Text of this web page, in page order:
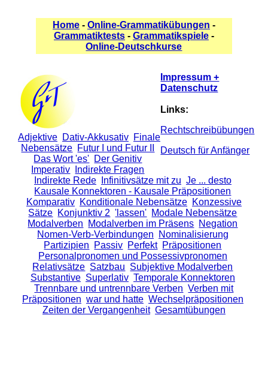
Home- Online-Grammatikübungen -
Grammatiktests- Grammatikspiele-
Online-Deutschkurse
Impressum +
Datenschutz
Links:
Rechtschreibübungen
Deutsch für Anfänger
Adjektive Dativ-Akkusativ Finale
Nebensätze Futur I und Futur II
Das Wort 'es' Der Genitiv
Imperativ
Indirekte Fragen
Indirekte Rede
Infinitivsätze mit zu Je ... desto
Kausale Konnektoren - Kausale Präpositionen
Komparativ Konditionale Nebensätze Konzessive
Sätze Konjunktiv 2 'lassen' Modale Nebensätze
Modalverben
Modalverben im Präsens Negation
Nomen-Verb-Verbindungen
Nominalisierung
Partizipien
Passiv Perfekt Präpositionen
Personalpronomen und Possessivpronomen
Relativsätze Satzbau Subjektive Modalverben
Substantive Superlativ Temporale Konnektoren
Trennbare und untrennbare Verben Verben mit
Präpositionen war und hatte Wechselpräpositionen
Zeiten der Vergangenheit Gesamtübungen